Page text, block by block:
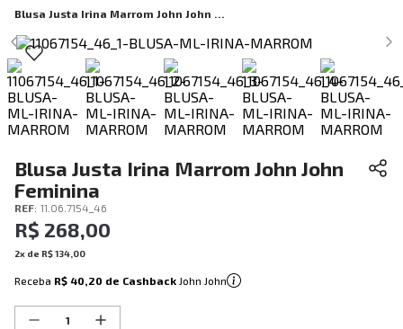
Blusa Justa Irina Marrom John John Feminina
Blusa Justa Irina Marrom John John
Feminina
REF: 11.06.7154_46
R$ 268,00
2x de R$134 00
Receba R$ 40,20 de Cashback John John